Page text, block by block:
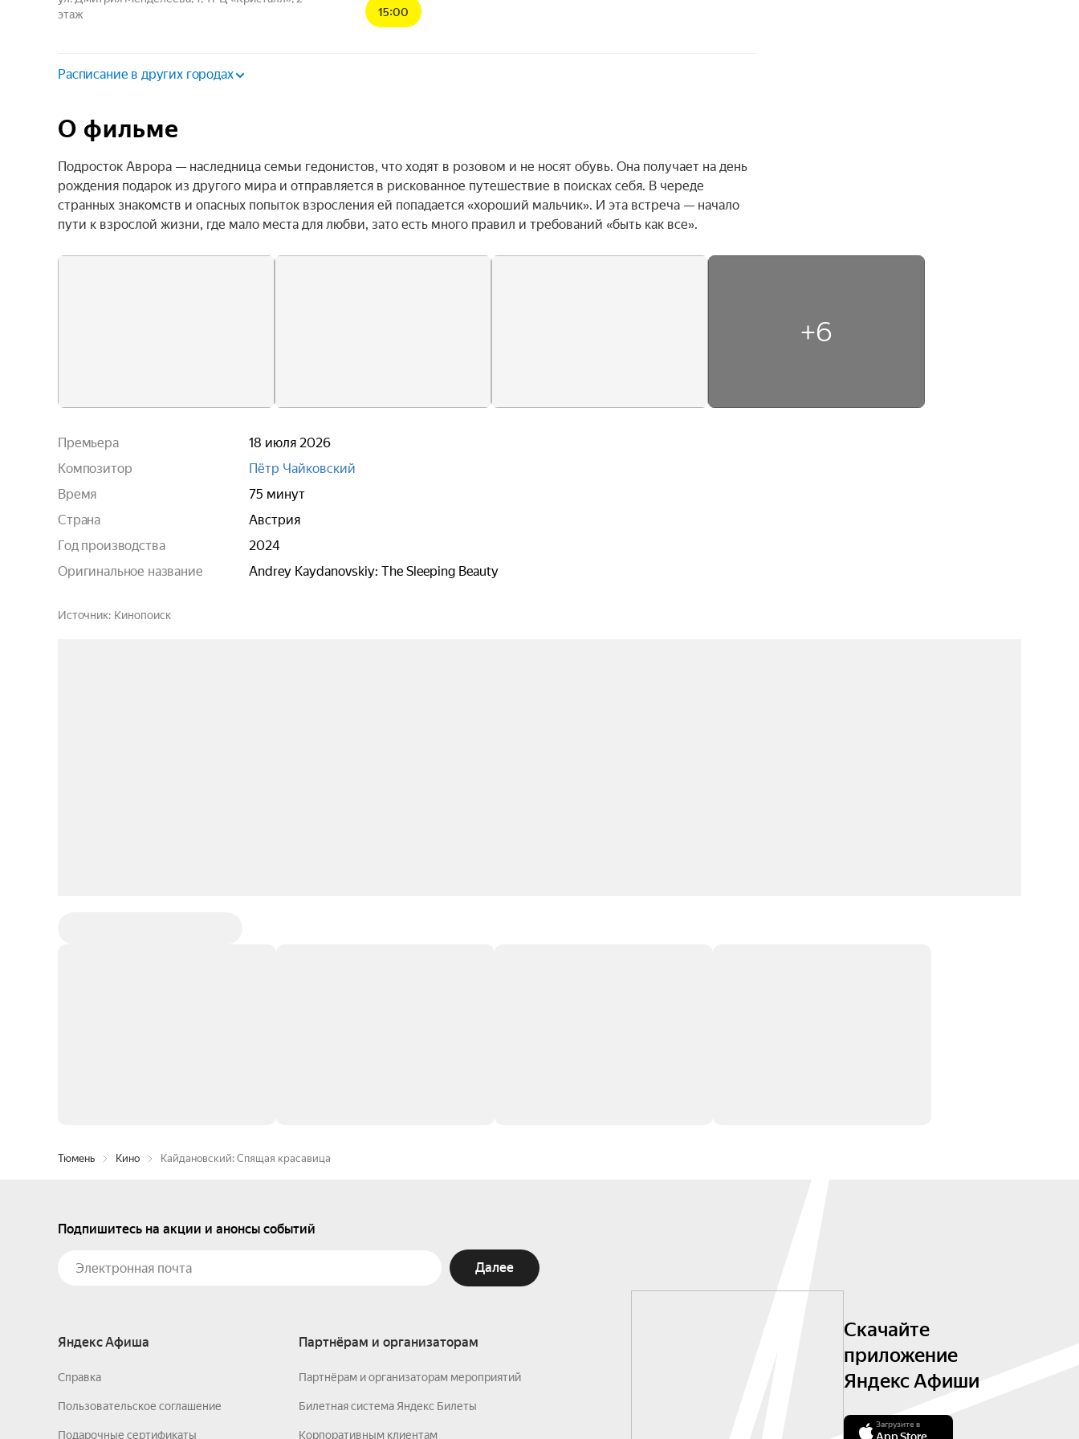
этаж
15:00
Расписание в других городах
О фильме
Подросток Аврора — наследница семьи гедонистов, что ходят в розовом и не носят обувь. Она получает на день
рождения подарок из другого мира и отправляется в рискованное путешествие в поисках себя. В череде
странных знакомств и опасных попыток взросления ей попадается «хороший мальчик». И эта встреча — начало
пути к взрослой жизни, где мало места для любви, зато есть много правил и требований «быть как все».
+6
Премьера
18 июля 2026
Композитор
Пётр Чайковский
Время
75 минут
Страна
Австрия
Год производства
2024
Оригинальное название
Andrey Kaydanovskiy: The Sleeping Beauty
Источник Кинопоиск
Тюмень Кино Кайдановский: Спящая красавица
Подпишитесь на акции и анонсы событий
Далее
Яндекс Афиша
Справка
Пользовательское соглашение
Подарочные сертификаты
Партнёрам и организаторам
Партнёрам и организаторам мероприятий
Билетная система Яндекс Билеты
Корпоративным клиентам
Скачайте
приложение
Яндекс Афиши
Загрузите в